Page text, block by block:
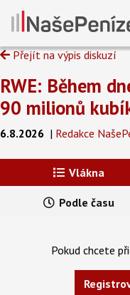
Přejít na výpis diskuzí
RWE: Během
90 milionů
6.8.2026 | Redakce
Vlákna
Podle času
Pokud chcete